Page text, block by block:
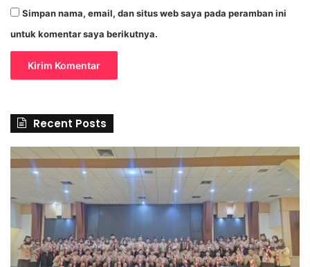
Simpan nama, email, dan situs web saya pada peramban ini
untuk komentar saya berikutnya.
Recent Posts